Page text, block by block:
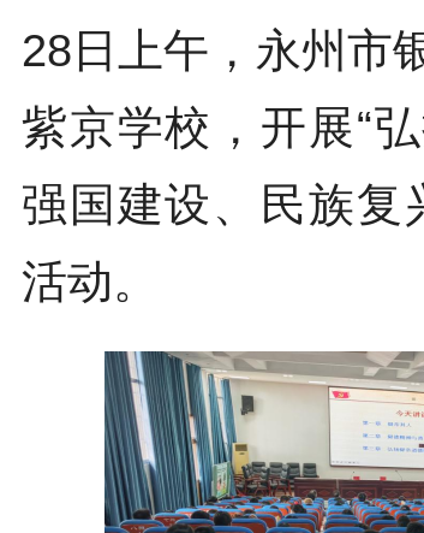
28日上午，永州市
紫京学校，开展“
强国建设、民族复
活动。